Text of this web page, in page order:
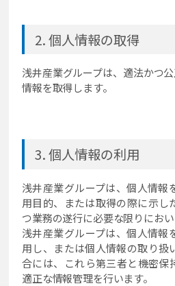
個人情報の取得
浅井産業グループは、適法かつ
情報を取得します。
個人情報の利用
浅井産業グループは、個人情報
用目的、または取得の際に示し
つ業務の遂行に必要な限りにおい
浅井産業グループは、個人情報
用し、または個人情報の取り扱
合には、これら第三者と機密保
適正な情報管理を行います。